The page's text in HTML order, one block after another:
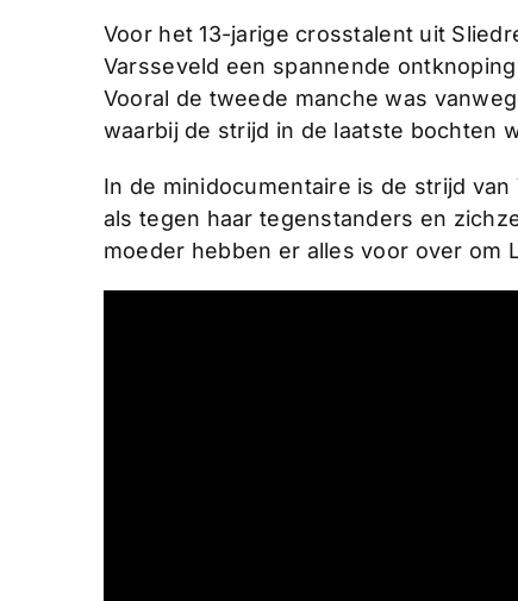
Voor het 13-jarige crosstalent uit
Varsseveld een spannende
Vooral de tweede manche was
waarbij de strijd in de laatste bochten
In de minidocumentaire is de strijd
als tegen haar tegenstanders en
moeder hebben er alles voor over om